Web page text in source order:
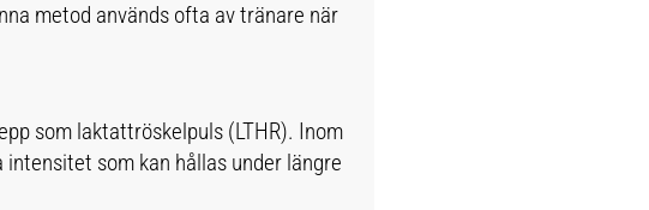
metod används ofta av tränare när
som laktattröskelpuls (LTHR). Inom
som kan hållas under längre